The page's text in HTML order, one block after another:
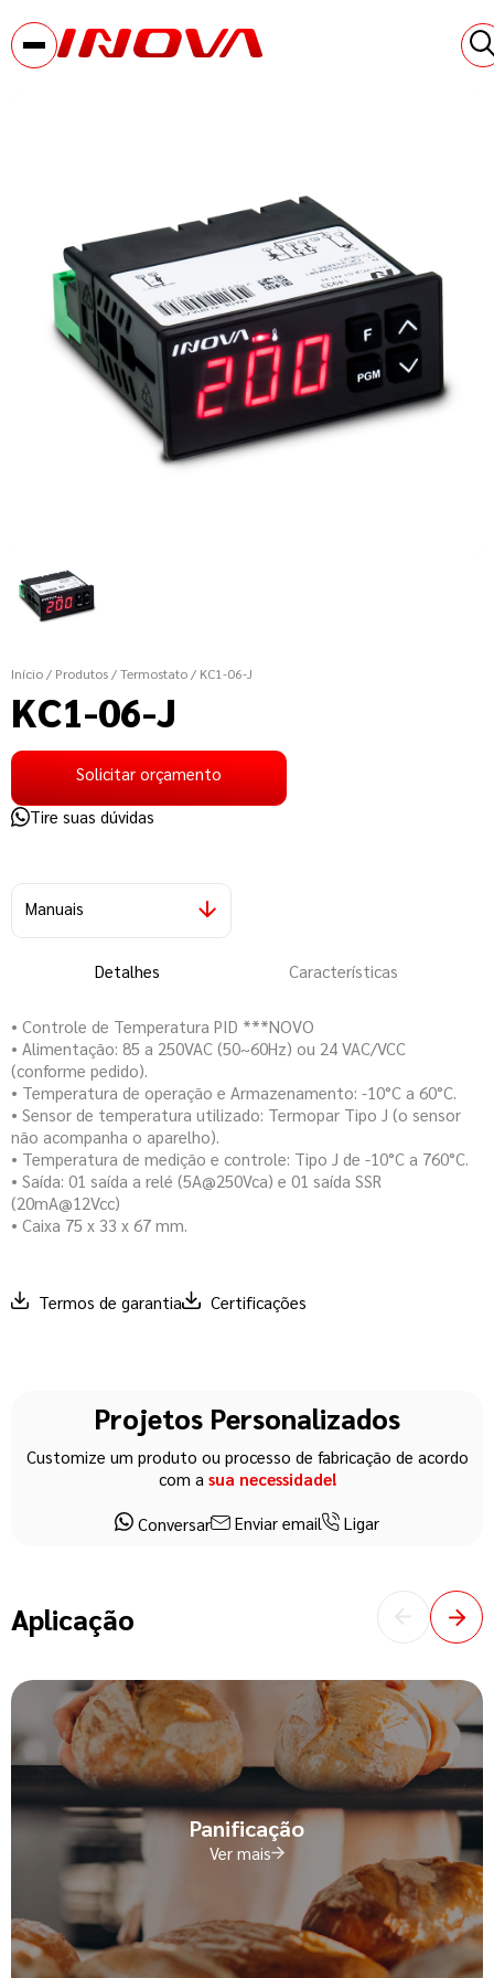
Início / Produtos / Termostato / KC1-06-J
KC1-06-J
Solicitar orçamento
Tire suas dúvidas
Detalhes Características
Manuais
• Controle de Temperatura PID ***NOVO
• Alimentação: 85 a 250VAC (50~60Hz) ou 24 VAC/VCC
(conforme pedido).
• Temperatura de operação e Armazenamento: -10°C a 60°C.
• Sensor de temperatura utilizado: Termopar Tipo J (o sensor
não acompanha o aparelho).
• Temperatura de medição e controle: Tipo J de -10°C a 760°C.
• Saída: 01 saída a relé (5A@250Vca) e 01 saída SSR
(20mA@12Vcc)
• Caixa 75 x 33 x 67 mm.
Termos de garantia Certificações
Projetos Personalizados
Customize um produto ou processo de fabricação de acordo
com a sua necessidade!
Conversar Enviar email Ligar
Aplicação
Panificação
Ver mais